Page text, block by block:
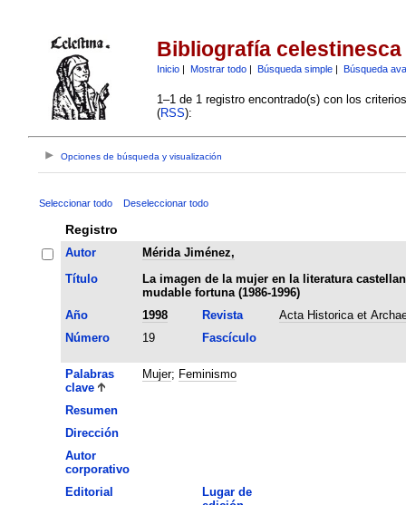
Bibliografía celestinesca
Inicio| Mostrar todo| Búsqueda simple| Búsqueda
1–1 de 1 registro encontrado(s) con los
(RSS):
Opciones de búsqueda y visualización
Seleccionar todo Deseleccionar todo
Registro
Autor
Mérida Jiménez,
Título
La imagen de la mujer en la literatura
mudable fortuna (1986-1996)
Año
1998 Revista
Acta Historica et
Número
19 Fascículo
Palabras
clave
Mujer; Feminismo
Resumen
Dirección
Autor
corporativo
Editorial
Lugar de